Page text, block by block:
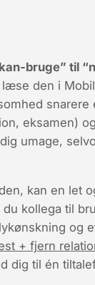
bruge” til
den i
snarere
eksamen)
umage,
kan en let
kollega til
og
+ fjern
dig til én